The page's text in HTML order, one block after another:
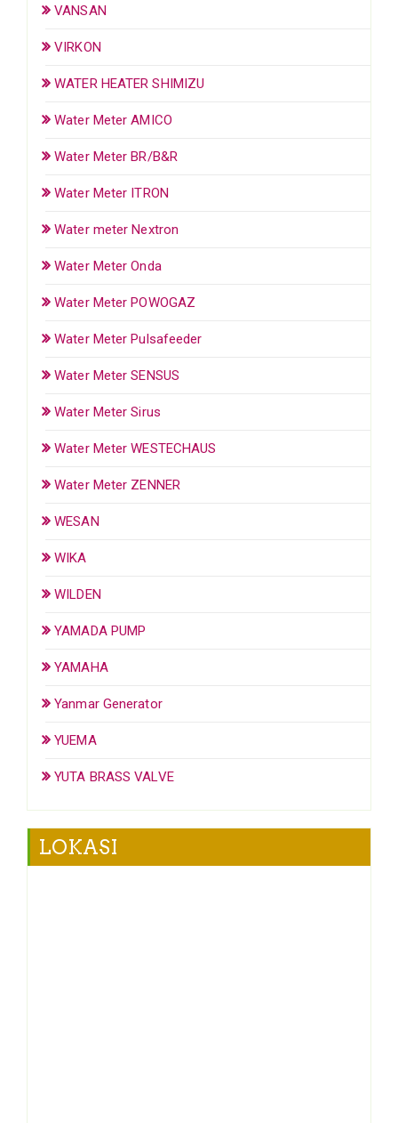
VANSAN
VIRKON
WATER HEATER SHIMIZU
Water Meter AMICO
Water Meter BR/B&R
Water Meter ITRON
Water meter Nextron
Water Meter Onda
Water Meter POWOGAZ
Water Meter Pulsafeeder
Water Meter SENSUS
Water Meter Sirus
Water Meter WESTECHAUS
Water Meter ZENNER
WESAN
WIKA
WILDEN
YAMADA PUMP
YAMAHA
Yanmar Generator
YUEMA
YUTA BRASS VALVE
LOKASI